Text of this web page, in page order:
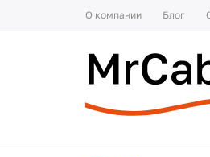
О компании Блог